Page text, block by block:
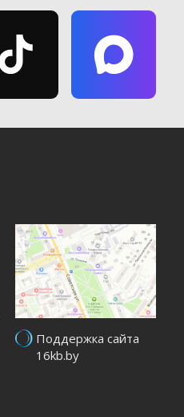
Поддержка сайта
16kb.by